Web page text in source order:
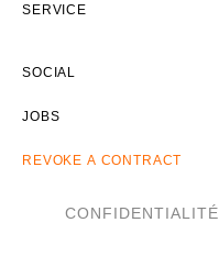
SERVICE
SOCIAL
JOBS
REVOKE A CONTRACT
CONFIDENTIALITÉ